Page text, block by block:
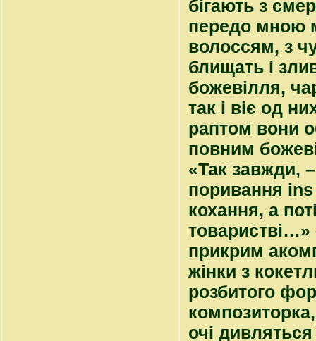
бігають з
передо мною
волоссям, з
блищать і
божевілля,
так і віє од
раптом вони
повним
«Так завжди,
поривання
кохання, а
товаристві…»
прикрим
жінки з
розбитого
композиторка,
очі